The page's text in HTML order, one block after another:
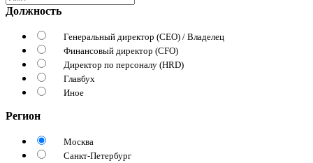
Должность
Генеральный директор (CEO) / Владелец
Финансовый директор (CFO)
Директор по персоналу (HRD)
Главбух
Иное
Регион
Москва
Санкт-Петербург